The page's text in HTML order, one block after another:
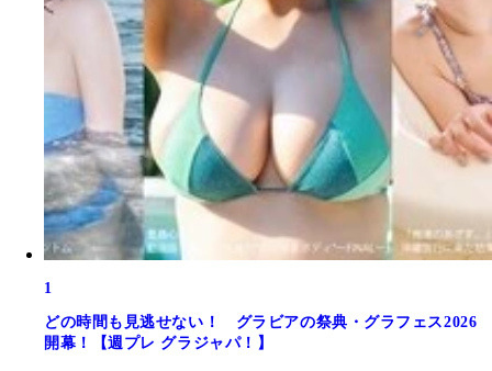
1
どの時間も見逃せない！ グラビアの祭典・グラフェス2026
開幕！【週プレ グラジャパ！】